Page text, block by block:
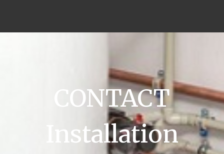
CONTACT
Installation